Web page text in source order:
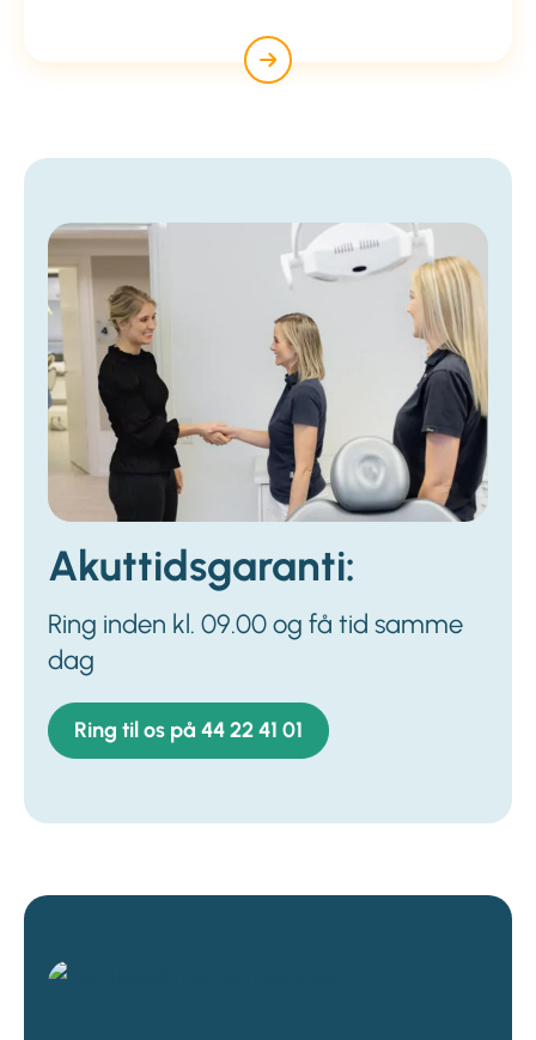
Akuttidsgaranti:
Ring inden kl. 09.00 og få tid samme
dag
Ring til os på 44 22 41 01